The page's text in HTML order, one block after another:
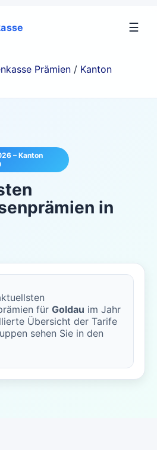
☰
Prämien / Kanton
– Kanton
in
für Goldau im Jahr
Übersicht der Tarife
sehen Sie in den